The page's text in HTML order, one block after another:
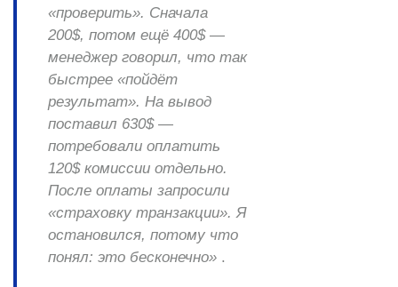
«проверить». Сначала
200$, потом ещё 400$ —
менеджер говорил, что так
быстрее «пойдёт
результат». На вывод
поставил 630$ —
потребовали оплатить
120$ комиссии отдельно.
После оплаты запросили
«страховку транзакции». Я
остановился, потому что
понял: это бесконечно» .